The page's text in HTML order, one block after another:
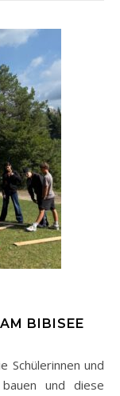
BIBISEE
und diese